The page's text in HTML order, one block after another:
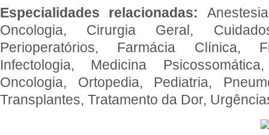
Especialidades relacionadas:
Oncologia, Cirurgia Geral,
Perioperatórios, Farmácia Clínica,
Infectologia, Medicina
Oncologia, Ortopedia, Pediatria,
Transplantes, Tratamento da Dor,